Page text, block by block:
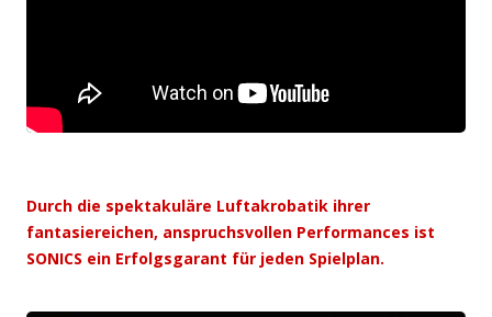
Durch die spektakuläre Luftakrobatik ihrer
fantasiereichen, anspruchsvollen Performances ist
SONICS ein Erfolgsgarant für jeden Spielplan.